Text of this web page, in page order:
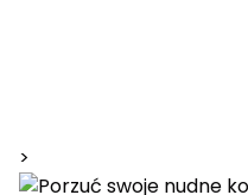
>